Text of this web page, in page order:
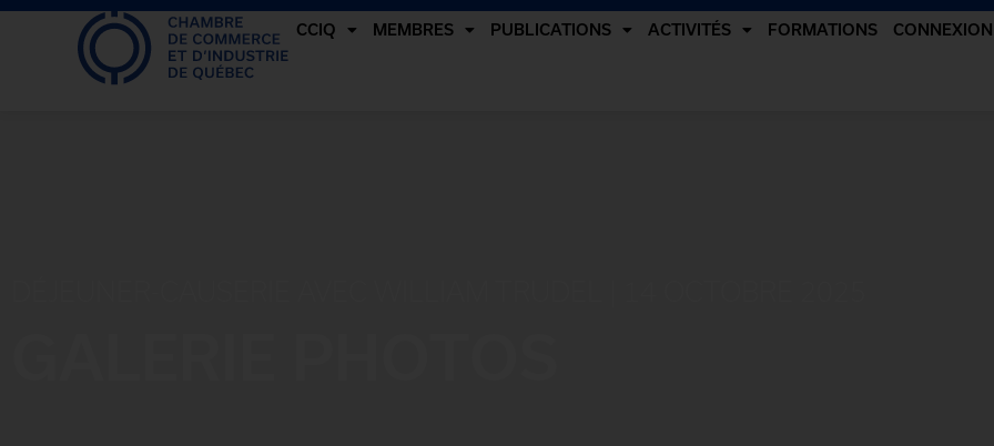
CCIQ MEMBRES PUBLICATIONS ACTIVITÉS FORMATIONS CONNEXION